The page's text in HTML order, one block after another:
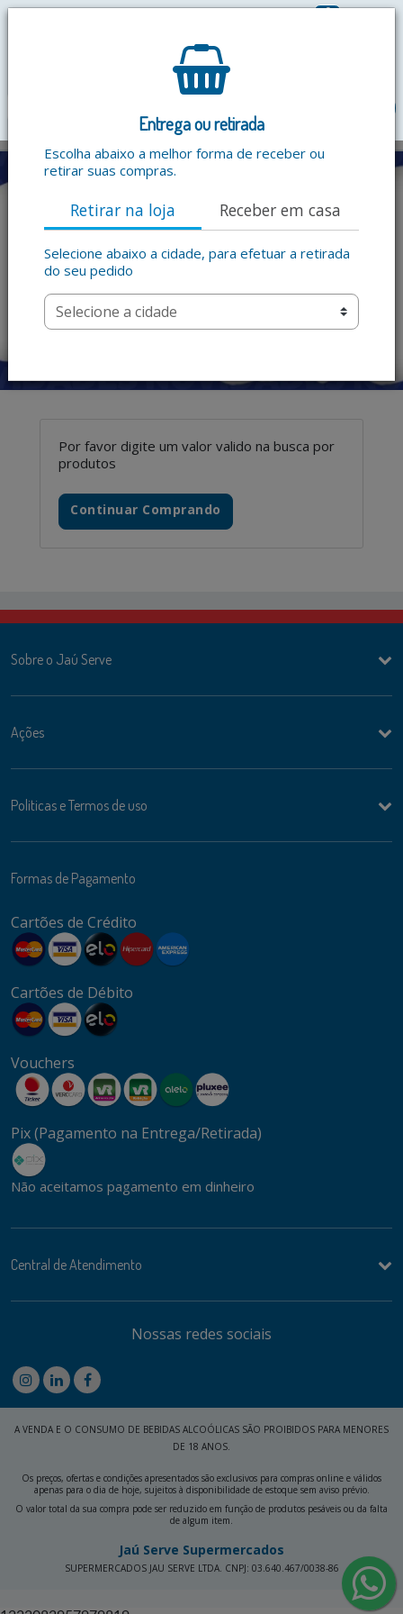
0
Entrega ou retirada
Escolha abaixo a melhor forma de receber ou
retirar suas compras.
Retirar na loja Receber em casa
Selecione abaixo a cidade, para efetuar a retirada
do seu pedido
Por favor digite um valor valido na busca por
produtos
Continuar Comprando
Sobre o Jaú Serve
Ações
Politicas e Termos de uso
Formas de Pagamento
Cartões de Crédito
Cartões de Débito
Vouchers
Pix (Pagamento na Entrega/Retirada)
Não aceitamos pagamento em dinheiro
Central de Atendimento
Nossas redes sociais
A VENDA E O CONSUMO DE BEBIDAS ALCOÓLICAS SÃO PROIBIDOS PARA MENORES
DE 18 ANOS.
Os preços, ofertas e condições apresentados são exclusivos para compras online e válidos
apenas para o dia de hoje, sujeitos à disponibilidade de estoque sem aviso prévio.
O valor total da sua compra pode ser reduzido em função de produtos pesáveis ou da falta
de algum item.
Jaú Serve Supermercados
SUPERMERCADOS JAU SERVE LTDA. CNPJ: 03.640.467/0038-86